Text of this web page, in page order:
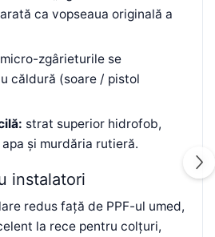
ca vopseaua originală a
micro-zgârieturile se
căldură (soare / pistol
strat superior hidrofob,
și murdăria rutieră.
instalatori
redus față de PPF-ul umed,
la rece pentru colțuri,